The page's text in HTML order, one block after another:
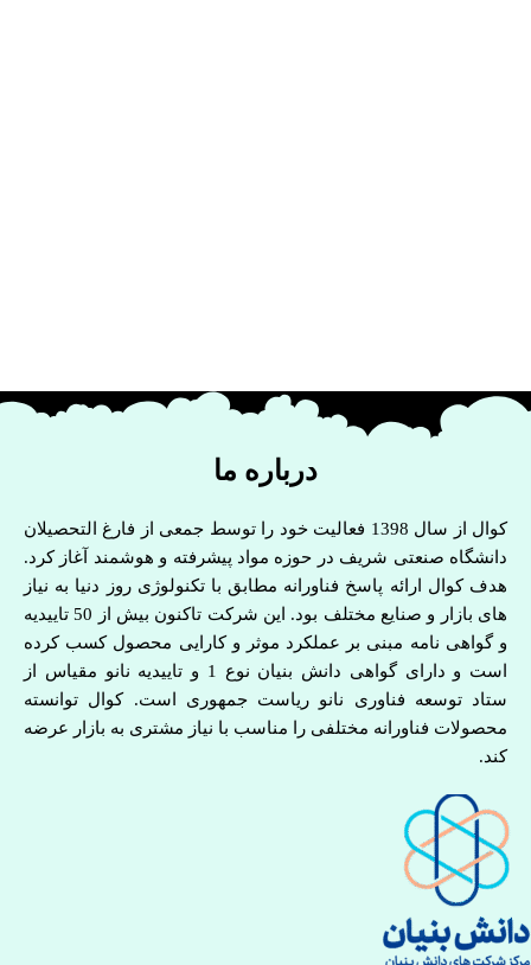
درباره ما
کوال از سال 1398 فعالیت خود را توسط جمعی از فارغ التحصیلان
دانشگاه صنعتی شریف در حوزه مواد پیشرفته و هوشمند آغاز کرد.
هدف کوال ارائه پاسخ فناورانه مطابق با تکنولوژی روز دنیا به نیاز
های بازار و صنایع مختلف بود. این شرکت تاکنون بیش از 50 تاییدیه
و گواهی نامه مبنی بر عملکرد موثر و کارایی محصول کسب کرده
است و دارای گواهی دانش بنیان نوع 1 و تاییدیه نانو مقیاس از
ستاد توسعه فناوری نانو ریاست جمهوری است. کوال توانسته
محصولات فناورانه مختلفی را مناسب با نیاز مشتری به بازار عرضه
کند.